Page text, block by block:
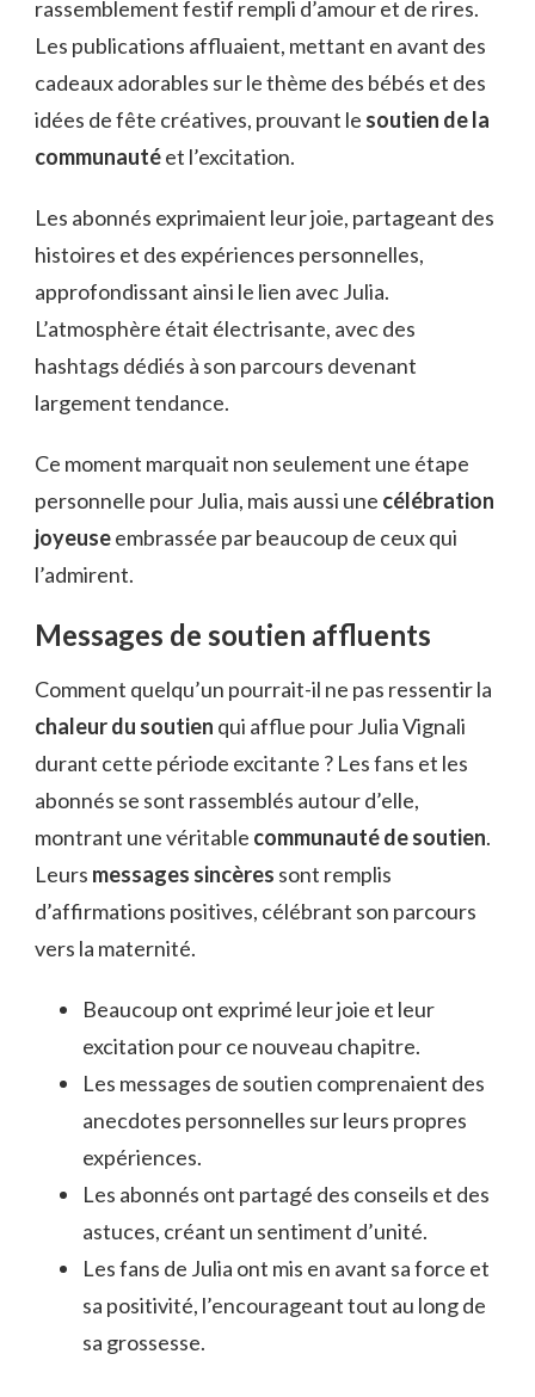
rassemblement festif rempli d’amour et de rires.
Les publications affluaient, mettant en avant des
cadeaux adorables sur le thème des bébés et des
idées de fête créatives, prouvant le soutien de la
communautéet l’excitation.
Les abonnés exprimaient leur joie, partageant des
histoires et des expériences personnelles,
approfondissant ainsi le lien avec Julia.
L’atmosphère était électrisante, avec des
hashtags dédiés à son parcours devenant
largement tendance.
Ce moment marquait non seulement une étape
personnelle pour Julia, mais aussi une célébration
joyeuseembrassée par beaucoup de ceux qui
l’admirent.
Messages de soutien affluents
Comment quelqu’un pourrait-il ne pas ressentir la
chaleur du soutien qui afflue pour Julia Vignali
durant cette période excitante ? Les fans et les
abonnés se sont rassemblés autour d’elle,
montrant une véritable communauté de soutien.
Leurs messages sincères sont remplis
d’affirmations positives, célébrant son parcours
vers la maternité.
Beaucoup ont exprimé leur joie et leur
excitation pour ce nouveau chapitre.
Les messages de soutien comprenaient des
anecdotes personnelles sur leurs propres
expériences.
Les abonnés ont partagé des conseils et des
astuces, créant un sentiment d’unité.
Les fans de Julia ont mis en avant sa force et
sa positivité, l’encourageant tout au long de
sa grossesse.